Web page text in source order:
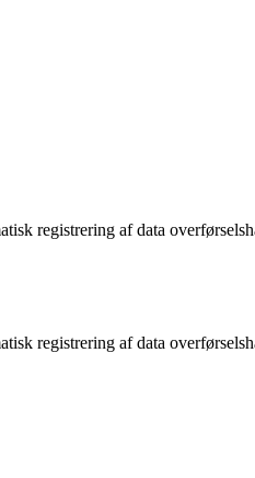
registrering af data
registrering af data